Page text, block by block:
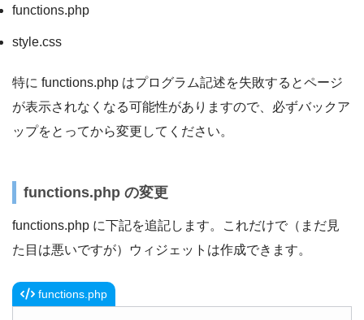
functions.php
style.css
特に functions.php はプログラム記述を失敗するとページ
が表示されなくなる可能性がありますので、必ずバックア
ップをとってから変更してください。
functions.php の変更
functions.php に下記を追記します。これだけで（まだ見
た目は悪いですが）ウィジェットは作成できます。
functions.php